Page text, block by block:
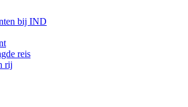
bij IND
reis
rij